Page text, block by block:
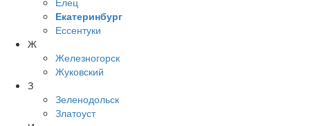
Екатеринбург
Ессентуки
Ж
Железногорск
Жуковский
З
Зеленодольск
Златоуст